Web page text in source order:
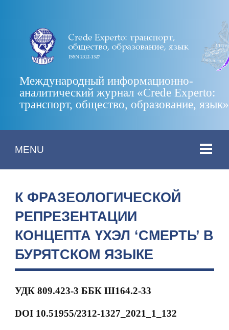
Международный информационно-
аналитический журнал «Crede Experto:
транспорт, общество, образование, язык»
MENU
К ФРАЗЕОЛОГИЧЕСКОЙ
РЕПРЕЗЕНТАЦИИ
КОНЦЕПТА ҮХЭЛ ‘СМЕРТЬ’ В
БУРЯТСКОМ ЯЗЫКЕ
УДК 809.423-3 ББК Ш164.2-33
DOI 10.51955/2312-1327_2021_1_132